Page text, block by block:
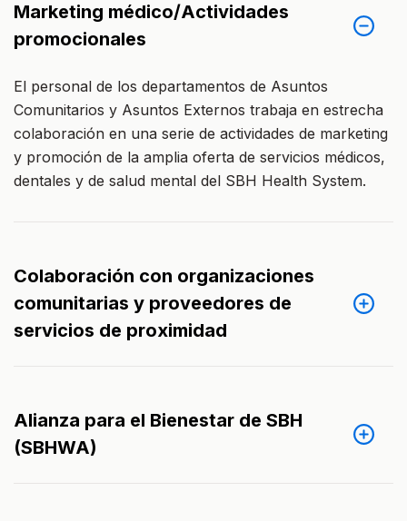
Marketing médico/Actividades
promocionales
El personal de los departamentos de Asuntos
Comunitarios y Asuntos Externos trabaja en estrecha
colaboración en una serie de actividades de marketing
y promoción de la amplia oferta de servicios médicos,
dentales y de salud mental del SBH Health System.
Colaboración con organizaciones
comunitarias y proveedores de
servicios de proximidad
Alianza para el Bienestar de SBH
(SBHWA)